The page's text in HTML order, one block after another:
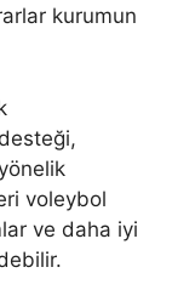
kurumun
voleybol
ve daha iyi